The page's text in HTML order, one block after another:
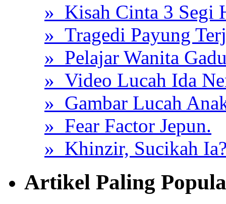
» Kisah Cinta 3 Segi
» Tragedi Payung
» Pelajar Wanita
» Video Lucah Ida
» Gambar Lucah
» Fear Factor Jepun.
» Khinzir, Sucikah
Artikel Paling